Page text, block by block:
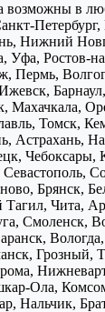
возможны в
Нижний
Уфа, Ростов-
Пермь,
Махачкала,
Томск,
Астрахань,
Чебоксары,
Брянск,
Чита,
Смоленск,
Грозный,
Ола,
Нальчик,